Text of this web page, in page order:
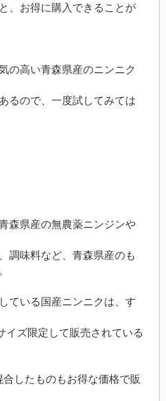
、お得に購入できることが
の高い青森県産のニンニク
るので、一度試してみては
森県産の無農薬ニンジンや
調味料など、青森県産のも
ている国産ニンニクは、す
イズ限定して販売されている
したものもお得な価格で販